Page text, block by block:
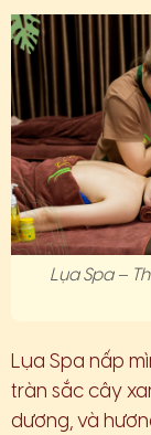
Lụa Spa –
Lụa Spa nấp
tràn sắc cây
dương, và